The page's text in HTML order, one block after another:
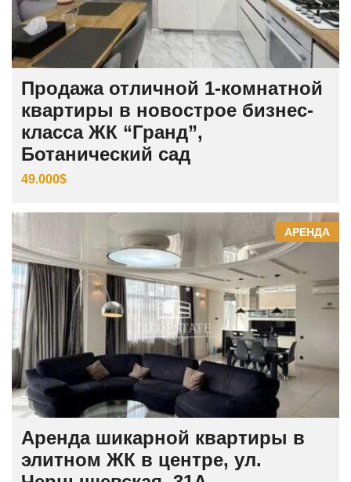
Продажа отличной 1-комнатной
квартиры в новострое бизнес-
класса ЖК “Гранд”,
Ботанический сад
49.000$
АРЕНДА
Аренда шикарной квартиры в
элитном ЖК в центре, ул.